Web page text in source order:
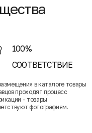
100%
СООТВЕТСТВИЕ
в каталоге товары
проходят процесс
- товары
фотографиям.